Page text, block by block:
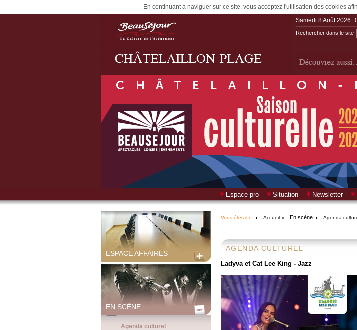
En continuant à naviguer sur ce site, vous acceptez l'utilisation des cookies
Samedi 8 Août 2026
Rechercher dans le site
Espace pro Situation Newsletter
ESPACE AFFAIRES
EN SCÈNE
Agenda culturel
Vous êtes ici : Accueil En scène Agenda
AGENDA CULTUREL
Ladyva et Cat Lee King - Jazz